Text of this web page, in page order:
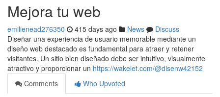
Mejora tu web
emilienead276350 415 days ago News
Discuss
Diseñar una experiencia de usuario memorable mediante un
diseño web destacado es fundamental para atraer y retener
visitantes. Un sitio bien diseñado debe ser intuitivo, visualmente
atractivo y proporcionar un https://wakelet.com/@disenw42152
Comments
Who Upvoted